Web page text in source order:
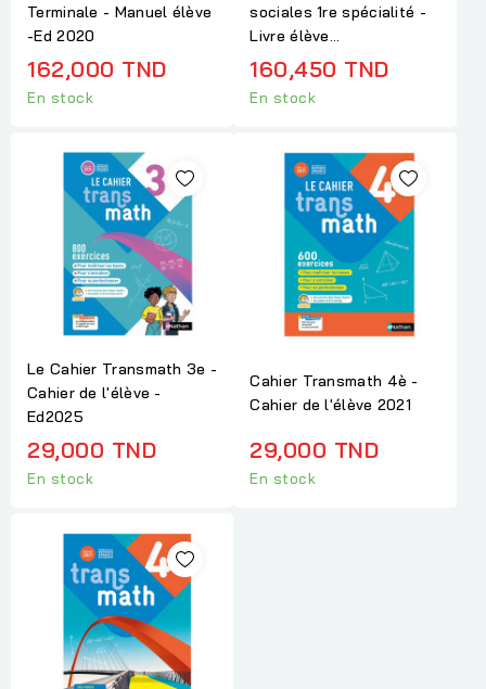
Terminale - Manuel élève
-Ed 2020
162,000 TND
En stock
sociales 1re spécialité -
Livre élève...
160,450 TND
En stock
Le Cahier Transmath 3e -
Cahier de l'élève -
Ed2025
29,000 TND
En stock
Cahier Transmath 4è -
Cahier de l'élève 2021
29,000 TND
En stock